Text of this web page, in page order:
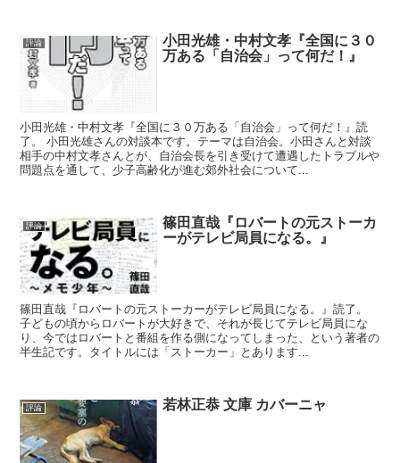
評論
小田光雄・中村文孝『全国に３０
万ある「自治会」って何だ！』
小田光雄・中村文孝『全国に３０万ある「自治会」って何だ！』読
了。 小田光雄さんの対談本です。テーマは自治会。小田さんと対談
相手の中村文孝さんとが、自治会長を引き受けて遭遇したトラブルや
問題点を通して、少子高齢化が進む郊外社会について...
評論
篠田直哉『ロバートの元ストーカ
ーがテレビ局員になる。』
篠田直哉『ロバートの元ストーカーがテレビ局員になる。』読了。
子どもの頃からロバートが大好きで、それが長じてテレビ局員にな
り、今ではロバートと番組を作る側になってしまった、という著者の
半生記です。タイトルには「ストーカー」とあります...
評論 若林正恭 文庫 カバーニャ